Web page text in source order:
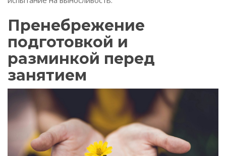
Пренебрежение
подготовкой и
разминкой перед
занятием